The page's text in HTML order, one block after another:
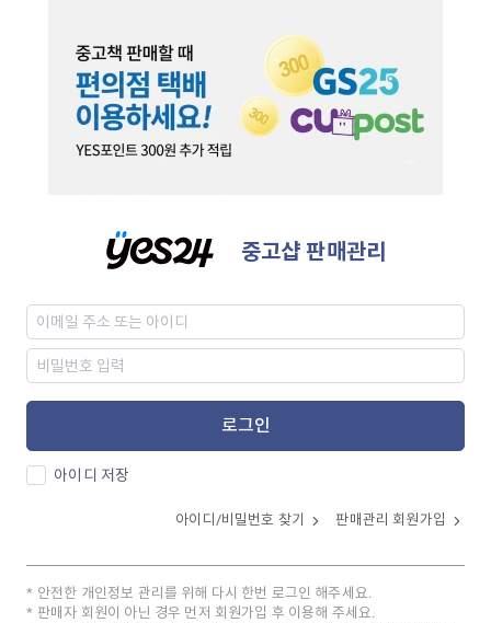
중고샵 판매관리
로그인
아이디 저장
아이디/비밀번호 찾기 판매관리 회원가입
안전한 개인정보 관리를 위해 다시 한번 로그인 해주세요.
판매자 회원이 아닌 경우 먼저 회원가입 후 이용해 주세요.